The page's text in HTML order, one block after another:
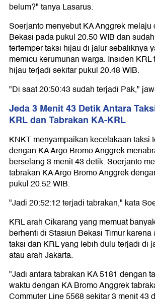
belum?" tanya Lasarus.
Soerjanto menyebut KA Anggrek melaju
Bekasi pada pukul 20.50 WIB dan
tertemper taksi hijau di jalur sebaliknya
memicu kerumunan warga. Insiden KRL
hijau terjadi sekitar pukul 20.48 WIB.
"Di saat 20:50:43 sudah terjadi Pak,"
Jeda 3 Menit 43 Detik Antara
KRL dan Tabrakan KA-KRL
KNKT menyampaikan kecelakaan taksi
dengan KA Argo Bromo Anggrek
berselang 3 menit 43 detik. Soerjanto
tabrakan KA Argo Bromo Anggrek
pukul 20.52 WIB.
"Jadi 20:52:12 terjadi tabrakan," kata
KRL arah Cikarang yang memuat
berhenti di Stasiun Bekasi Timur
taksi dan KRL yang lebih dulu terjadi di
atau arah Jakarta.
"Jadi antara tabrakan KA 5181 dengan
waktu dengan KA Bromo Anggrek
Commuter Line 5568 sekitar 3 menit 43